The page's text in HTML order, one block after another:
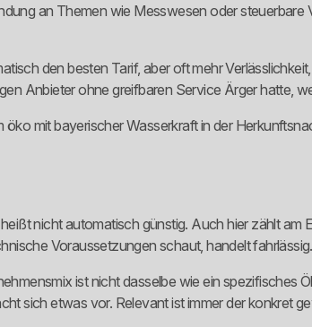
an Themen wie Messwesen oder steuerbare
den besten Tarif, aber oft mehr
Anbieter ohne greifbaren Service Ärger hatte,
mit bayerischer Wasserkraft in der
nicht automatisch günstig. Auch hier zählt am
Voraussetzungen schaut, handelt fahrlässig.
ist nicht dasselbe wie ein spezifisches
sich etwas vor. Relevant ist immer der konkret